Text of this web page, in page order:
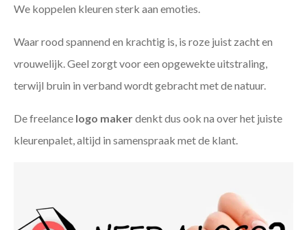
We koppelen kleuren sterk aan emoties.
Waar rood spannend en krachtig is, is roze juist zacht en
vrouwelijk. Geel zorgt voor een opgewekte uitstraling,
terwijl bruin in verband wordt gebracht met de natuur.
De freelance logo makerdenkt dus ook na over het juiste
kleurenpalet, altijd in samenspraak met de klant.